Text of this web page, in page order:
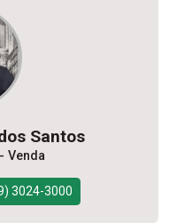
Santos
Venda
3024-3000